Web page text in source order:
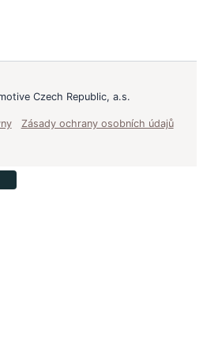
Czech Republic, a.s.
Zásady ochrany osobních údajů